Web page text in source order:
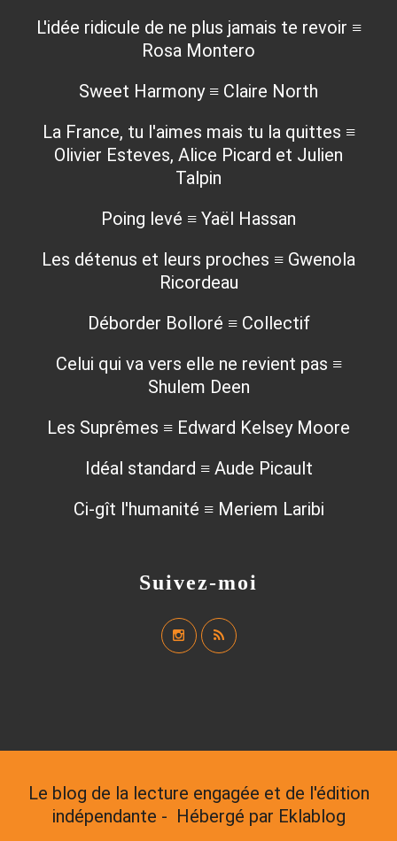
Suivez-moi
L'idée ridicule de ne plus jamais te revoir ≡
Rosa Montero
Sweet Harmony ≡ Claire North
La France, tu l'aimes mais tu la quittes ≡
Olivier Esteves, Alice Picard et Julien
Talpin
Poing levé ≡ Yaël Hassan
Les détenus et leurs proches ≡ Gwenola
Ricordeau
Déborder Bolloré ≡ Collectif
Celui qui va vers elle ne revient pas ≡
Shulem Deen
Les Suprêmes ≡ Edward Kelsey Moore
Idéal standard ≡ Aude Picault
Ci-gît l'humanité ≡ Meriem Laribi
Le blog de la lecture engagée et de l'édition
indépendante - Hébergé par Eklablog